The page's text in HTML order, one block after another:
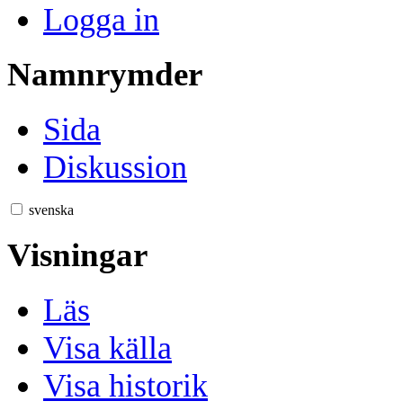
Logga in
Namnrymder
Sida
Diskussion
svenska
Visningar
Läs
Visa källa
Visa historik